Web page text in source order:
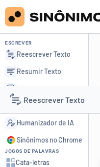
Reescrever Texto
Resumir Texto
Corrigir Texto
ESCREVER
Reescrever Texto
Resumir Texto
Detector de IA
Humanizador de IA
Sinônimos no Chrome
JOGOS DE PALAVRAS
Cata-letras